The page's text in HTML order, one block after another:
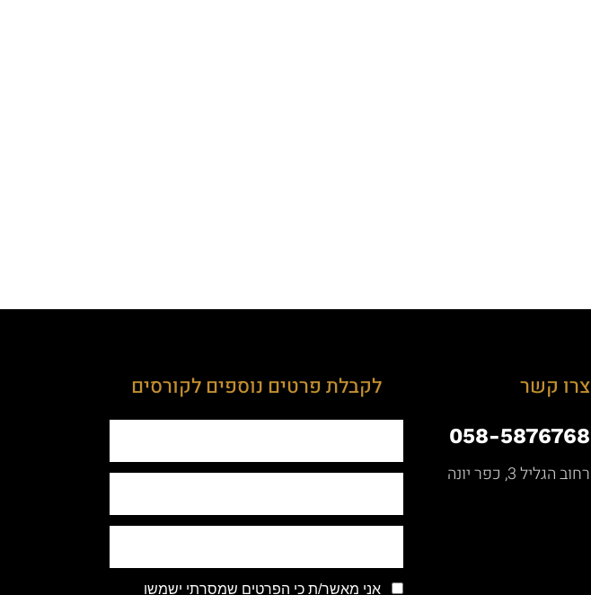
צרו קשר
058-5876768
רחוב הגליל 3, כפר יונה
לקבלת פרטים נוספים לקורסים
אני מאשר/ת כי הפרטים שמסרתי ישמשו